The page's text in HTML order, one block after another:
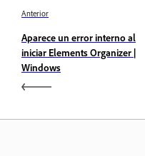
Anterior
Aparece un error interno al
iniciar Elements Organizer |
Windows